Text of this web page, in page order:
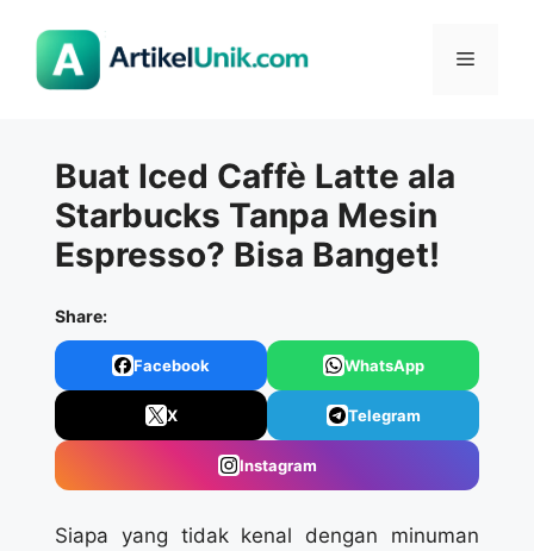
Menu
Buat Iced Caffè Latte ala
Starbucks Tanpa Mesin
Espresso? Bisa Banget!
Share:
Facebook WhatsApp
X Telegram
Instagram
Siapa yang tidak kenal dengan minuman